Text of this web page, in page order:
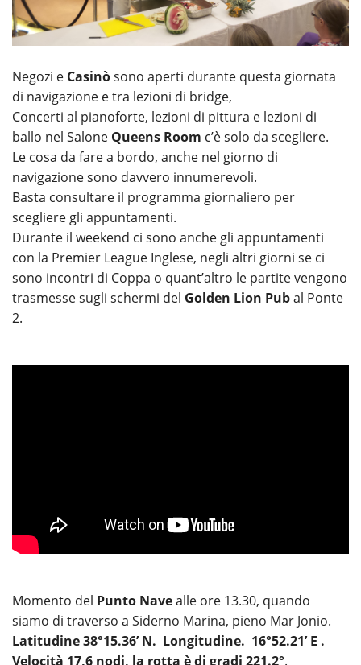
Negozi e Casinòsono aperti durante questa giornata
di navigazione e tra lezioni di bridge,
Concerti al pianoforte, lezioni di pittura e lezioni di
ballo nel Salone Queens Room c’è solo da scegliere.
Le cosa da fare a bordo, anche nel giorno di
navigazione sono davvero innumerevoli.
Basta consultare il programma giornaliero per
scegliere gli appuntamenti.
Durante il weekend ci sono anche gli appuntamenti
con la Premier League Inglese, negli altri giorni se ci
sono incontri di Coppa o quant’altro le partite vengono
trasmesse sugli schermi del Golden Lion Pubal Ponte
2.
Momento del Punto Navealle ore 13.30, quando
siamo di traverso a Siderno Marina, pieno Mar Jonio.
Latitudine 38°15.36’ N. Longitudine. 16°52.21’ E .
Velocità 17,6 nodi, la rotta è di gradi 221.2°.